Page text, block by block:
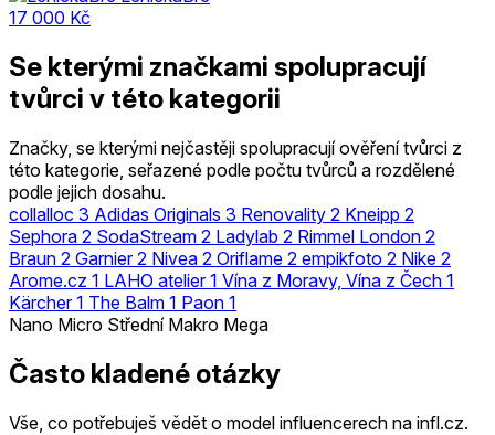
17 000 Kč
Se kterými značkami spolupracují
tvůrci v této kategorii
Značky, se kterými nejčastěji spolupracují ověření tvůrci z
této kategorie, seřazené podle počtu tvůrců a rozdělené
podle jejich dosahu.
collalloc 3 Adidas Originals 3 Renovality 2 Kneipp 2
Sephora 2 SodaStream 2 Ladylab 2 Rimmel London 2
Braun 2 Garnier 2 Nivea 2 Oriflame 2 empikfoto 2 Nike 2
Arome.cz 1 LAHO atelier 1 Vína z Moravy, Vína z Čech 1
Kärcher 1 The Balm 1 Paon 1
Nano Micro Střední Makro Mega
Často kladené otázky
Vše, co potřebuješ vědět o model influencerech na infl.cz.